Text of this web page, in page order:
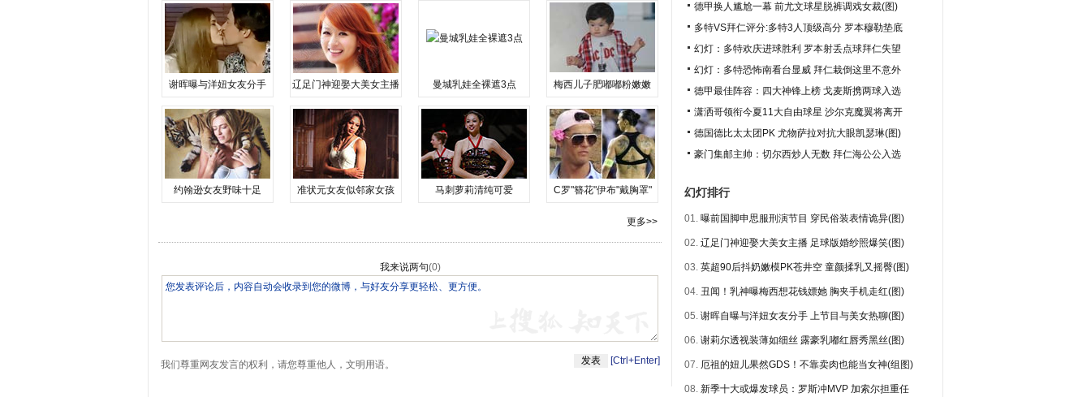
谢晖曝与洋妞女友分手 辽足门神迎娶大美女主播 曼城乳娃全裸遮3点 梅西儿子肥嘟嘟粉嫩嫩
约翰逊女友野味十足 准状元女友似邻家女孩 马刺萝莉清纯可爱 C罗"簪花"伊布"戴胸罩"
更多>>
我来说两句(0)
我们尊重网友发言的权利，请您尊重他人，文明用语。 [Ctrl+Enter]
德甲换人尴尬一幕 前尤文球星脱裤调戏女裁(图)
多特VS拜仁评分:多特3人顶级高分 罗本穆勒垫底
幻灯：多特欢庆进球胜利 罗本射丢点球拜仁失望
幻灯：多特恐怖南看台显威 拜仁栽倒这里不意外
德甲最佳阵容：四大神锋上榜 戈麦斯携两球入选
潇洒哥领衔今夏11大自由球星 沙尔克魔翼将离开
德国德比太太团PK 尤物萨拉对抗大眼凯瑟琳(图)
豪门集邮主帅：切尔西炒人无数 拜仁海公公入选
幻灯排行
01. 曝前国脚申思服刑演节目 穿民俗装表情诡异(图)
02. 辽足门神迎娶大美女主播 足球版婚纱照爆笑(图)
03. 英超90后抖奶嫩模PK苍井空 童颜揉乳又摇臀(图)
04. 丑闻！乳神曝梅西想花钱嫖她 胸夹手机走红(图)
05. 谢晖自曝与洋妞女友分手 上节目与美女热聊(图)
06. 谢莉尔透视装薄如细丝 露豪乳嘟红唇秀黑丝(图)
07. 厄祖的妞儿果然GDS！不靠卖肉也能当女神(组图)
08. 新季十大或爆发球员：罗斯冲MVP 加索尔担重任